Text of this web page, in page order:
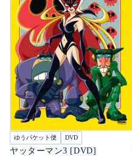
ゆうパケット便 DVD
ヤッターマン3 [DVD]